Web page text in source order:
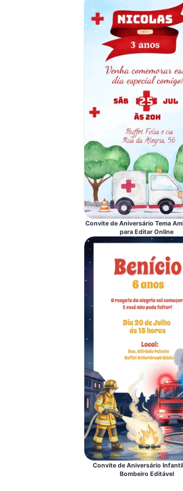
Convite de Aniversário Tema
para Editar Online
Convite de Aniversário
Bombeiro Editável